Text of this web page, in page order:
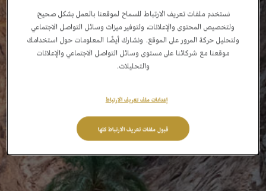
نستخدم ملفات تعريف الارتباط للسماح لموقعنا بالعمل بشكل صحيح،
ولتخصيص المحتوى والإعلانات، ولتوفير ميزات وسائل التواصل الاجتماعي
ولتحليل حركة المرور على الموقع. ونشارك أيضًا المعلومات حول استخدامك
موقعنا مع شركائنا على مستوى وسائل التواصل الاجتماعي والإعلانات
والتحليلات.
قبول ملفات تعريف الارتباط كلها
إعدادات ملف تعريف الارتباط